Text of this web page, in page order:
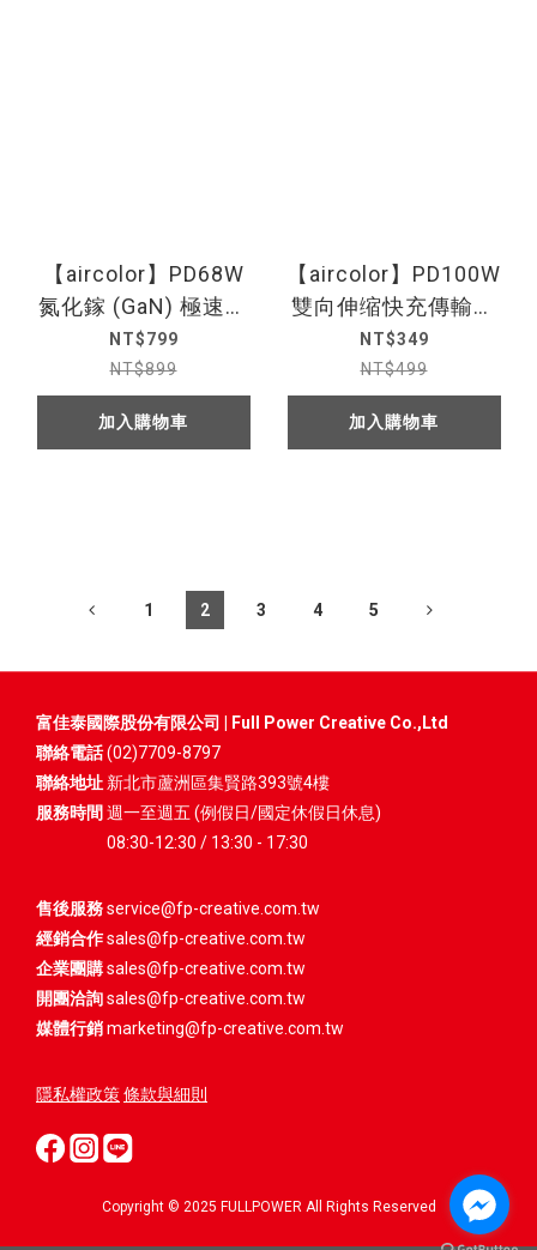
【aircolor】PD68W
氮化鎵 (GaN) 極速電
源供應器 1A+2C 充電
器 充電頭 (黑色)
NT$799
NT$899
加入購物車
【aircolor】PD100W
雙向伸缩快充傳輸線
(Type C to C /
100cm)
NT$349
NT$499
加入購物車
1 2 3 4 5
富佳泰國際股份有限公司 | Full Power Creative Co.,Ltd
聯絡電話(02)7709-8797
聯絡地址 新北市蘆洲區集賢路393號4樓
服務時間 週一至週五 (例假日/國定休假日休息)
08:30-12:30 / 13:30 - 17:30
售後服務service@fp-creative.com.tw
經銷合作sales@fp-creative.com.tw
企業團購sales@fp-creative.com.tw
開團洽詢sales@fp-creative.com.tw
媒體行銷marketing@fp-creative.com.tw
隱私權政策條款與細則
Copyright © 2025 FULLPOWER All Rights Reserved